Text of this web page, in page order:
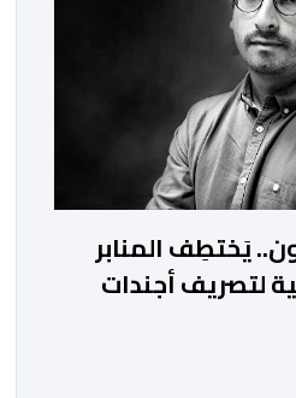
يَختطِف المنابر
لتصريف أجندات